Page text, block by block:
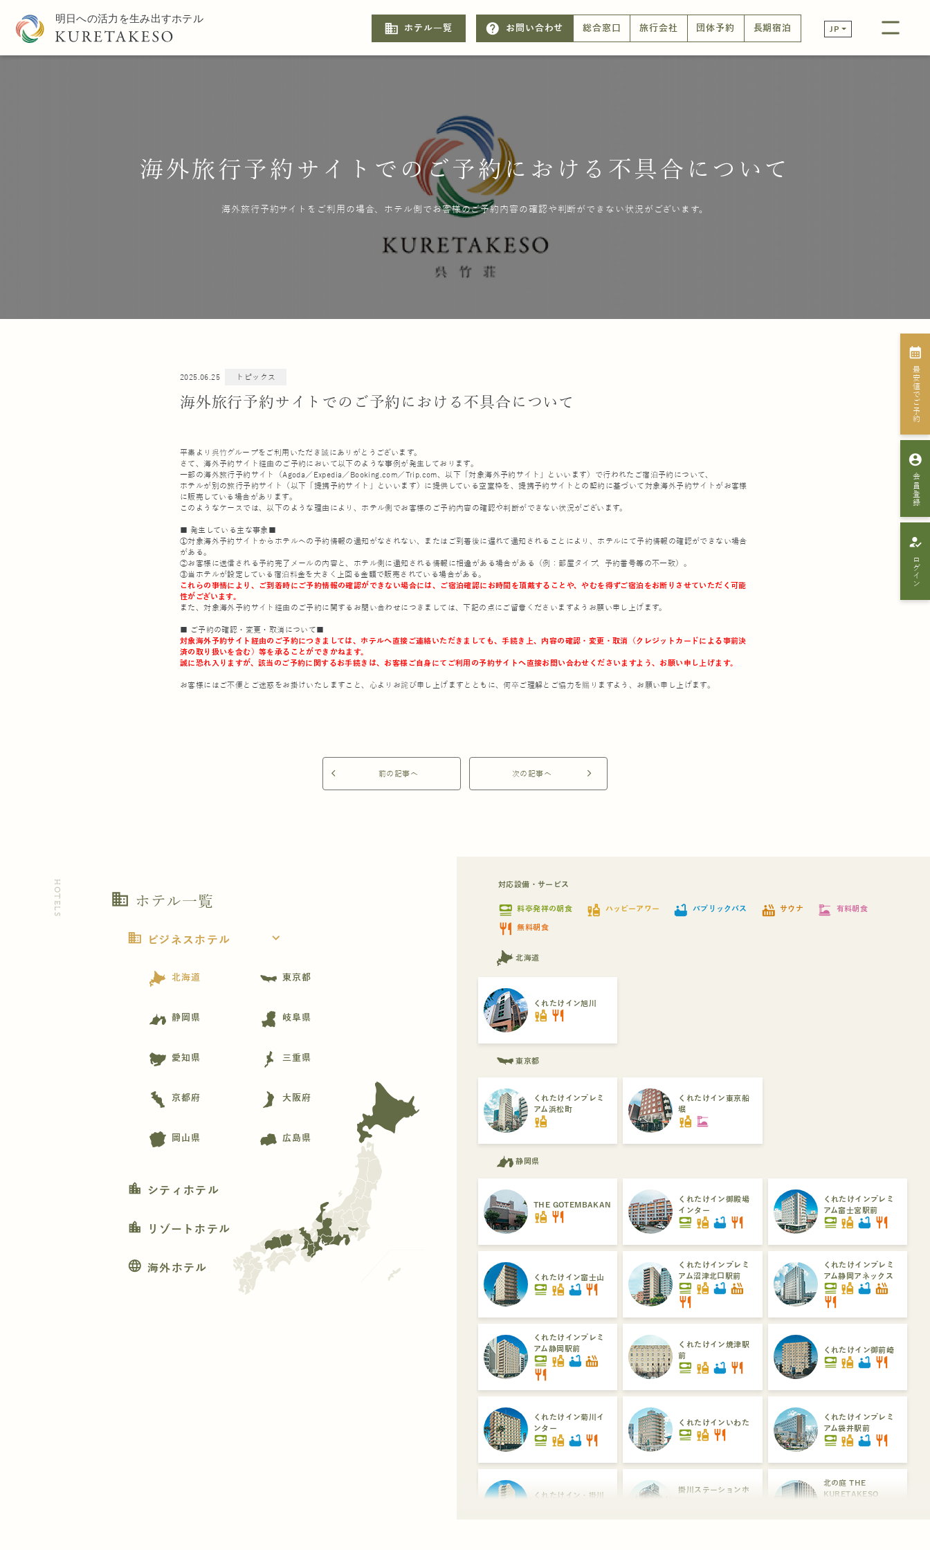
business ホテル一覧 help お問い合わせ 総合窓口 旅行会社 団体予約 長期宿泊 JP
calendar_month
最安値でご予約
account_circle
会員登録
how_to_reg
ログイン
海外旅行予約サイトでのご予約における不具合について
海外旅行予約サイトをご利用の場合、ホテル側でお客様のご予約内容の確認や判断ができない状況がございます。
2025.06.25 トピックス
海外旅行予約サイトでのご予約における不具合について
平素より呉竹グループをご利用いただき誠にありがとうございます。
さて、海外予約サイト経由のご予約において以下のような事例が発生しております。
一部の海外旅行予約サイト（Agoda／Expedia／Booking.com／Trip.com、以下「対象海外予約サイト」といいます）で行われたご宿泊予約について、
ホテルが別の旅行予約サイト（以下「提携予約サイト」といいます）に提供している空室枠を、提携予約サイトとの契約に基づいて対象海外予約サイトがお客様
に販売している場合があります。
このようなケースでは、以下のような理由により、ホテル側でお客様のご予約内容の確認や判断ができない状況がございます。
■ 発生している主な事象■
①対象海外予約サイトからホテルへの予約情報の通知がなされない、またはご到着後に遅れて通知されることにより、ホテルにて予約情報の確認ができない場合
がある。
②お客様に送信される予約完了メールの内容と、ホテル側に通知される情報に相違がある場合がある（例：部屋タイプ、予約番号等の不一致）。
③当ホテルが設定している宿泊料金を大きく上回る金額で販売されている場合がある。
これらの事情により、ご到着時にご予約情報の確認ができない場合には、ご宿泊確認にお時間を頂戴することや、やむを得ずご宿泊をお断りさせていただく可能
性がございます。
また、対象海外予約サイト経由のご予約に関するお問い合わせにつきましては、下記の点にご留意くださいますようお願い申し上げます。
■ ご予約の確認・変更・取消について■
対象海外予約サイト経由のご予約につきましては、ホテルへ直接ご連絡いただきましても、手続き上、内容の確認・変更・取消（クレジットカードによる事前決
済の取り扱いを含む）等を承ることができかねます。
誠に恐れ入りますが、該当のご予約に関するお手続きは、お客様ご自身にてご利用の予約サイトへ直接お問い合わせくださいますよう、お願い申し上げます。
お客様にはご不便とご迷惑をお掛けいたしますこと、心よりお詫び申し上げますとともに、何卒ご理解とご協力を賜りますよう、お願い申し上げます。
arrow_back_ios 前の記事へ 次の記事へ arrow_forward_ios
HOTELS business ホテル一覧
business ビジネスホテル expand_more
北海道 東京都
静岡県 岐阜県
愛知県 三重県
京都府 大阪府
岡山県 広島県
location_city シティホテル
location_city リゾートホテル
language 海外ホテル
対応設備・サービス
set_meal 料亭発祥の朝食 liquor ハッピーアワー bathtub パブリックバス hot_tub サウナ dinner_dining 有料朝食
restaurant 無料朝食
北海道
くれたけイン旭川
liquor restaurant
東京都
くれたけインプレミ
アム浜松町
liquor
くれたけイン東京船
堀
liquor dinner_dining
静岡県
THE GOTEMBAKAN
liquor restaurant
くれたけイン御殿場
インター
set_meal liquor bathtub restaurant
くれたけインプレミ
アム富士宮駅前
set_meal liquor bathtub restaurant
くれたけイン富士山
set_meal liquor bathtub restaurant
くれたけインプレミ
アム沼津北口駅前
set_meal liquor bathtub hot_tub
restaurant
くれたけインプレミ
アム静岡アネックス
set_meal liquor bathtub hot_tub
restaurant
くれたけインプレミ
アム静岡駅前
set_meal liquor bathtub hot_tub
restaurant
くれたけイン焼津駅
前
set_meal liquor bathtub restaurant
くれたけイン御前崎
set_meal liquor bathtub restaurant
くれたけイン菊川イ
ンター
set_meal liquor bathtub restaurant
くれたけインいわた
set_meal liquor restaurant
くれたけインプレミ
アム袋井駅前
set_meal liquor bathtub restaurant
くれたけイン・掛川
掛川ステーションホ
北の庭 THE
KURETAKESO